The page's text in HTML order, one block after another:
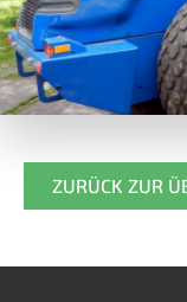
ZURÜCK ZUR